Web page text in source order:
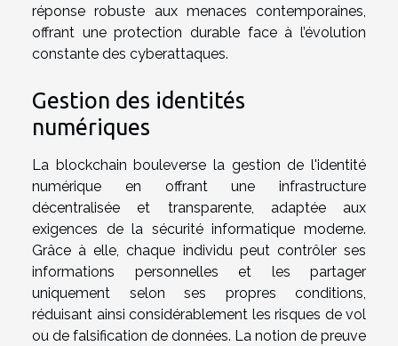
réponse robuste aux menaces contemporaines,
offrant une protection durable face à l’évolution
constante des cyberattaques.
Gestion des identités
numériques
La blockchain bouleverse la gestion de l'identité
numérique en offrant une infrastructure
décentralisée et transparente, adaptée aux
exigences de la sécurité informatique moderne.
Grâce à elle, chaque individu peut contrôler ses
informations personnelles et les partager
uniquement selon ses propres conditions,
réduisant ainsi considérablement les risques de vol
ou de falsification de données. La notion de preuve